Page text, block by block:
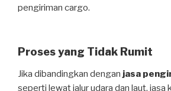
pengiriman cargo.
Proses yang Tidak Rumit
Jika dibandingkan dengan jasa
seperti lewat jalur udara dan laut, jasa